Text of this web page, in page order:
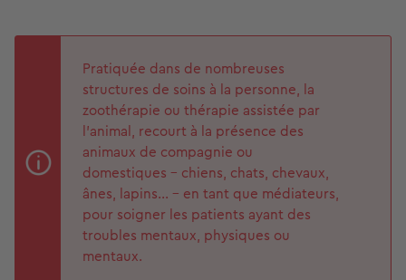
Pratiquée dans de nombreuses
structures de soins à la personne, la
zoothérapie ou thérapie assistée par
l'animal, recourt à la présence des
animaux de compagnie ou
domestiques – chiens, chats, chevaux,
ânes, lapins... – en tant que médiateurs,
pour soigner les patients ayant des
troubles mentaux, physiques ou
mentaux.